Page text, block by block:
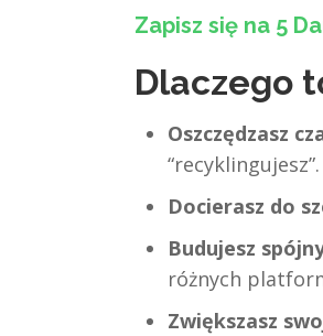
Zapisz się na 5
Dlaczego
Oszczędzasz
“recyklingujesz”.
Docierasz do
Budujesz
różnych
Zwiększasz